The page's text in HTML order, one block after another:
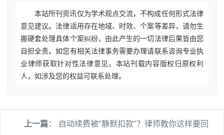
本站所刊资讯仅为学术观点交流，不构成任何形式法律
意见建议。法律适用存在地域、时效、个案等差异，请勿生
搬硬套处理具体个案纠纷，由此产生的一切法律后果皆由您
自担全责。如您有相关法律事务需要办理请联系咨询专业执
业律师获取针对性法律意见。本站刊载内容版权归原权利
人，如涉及您的权益可联系处理。
上一篇： 自动续费被“静默扣款”？律师教你这样要回